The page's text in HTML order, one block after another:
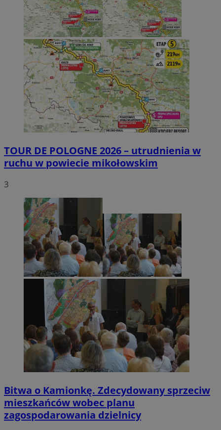
TOUR DE POLOGNE 2026 – utrudnienia w
ruchu w powiecie mikołowskim
3
Bitwa o Kamionkę. Zdecydowany sprzeciw
mieszkańców wobec planu
zagospodarowania dzielnicy